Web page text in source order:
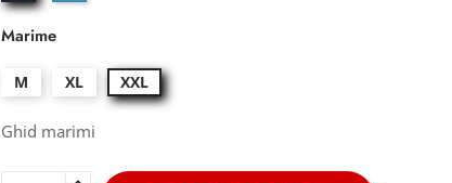
Marime
M XL XXL
Ghid marimi